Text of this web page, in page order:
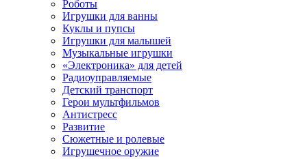
Роботы
Игрушки для ванны
Куклы и пупсы
Игрушки для малышей
Музыкальные игрушки
«Электроника» для детей
Радиоуправляемые
Детский транспорт
Герои мультфильмов
Антистресс
Развитие
Сюжетные и ролевые
Игрушечное оружие